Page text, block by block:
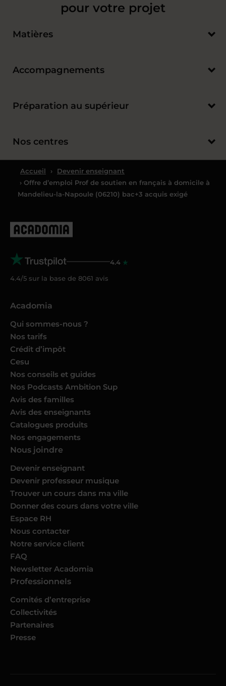
pour votre projet
Matières
Accompagnements
Préparation au supérieur
Nos centres
Accueil ›
Devenir enseignant
› Offre d’emploi Prof de soutien en français à domicile à
Mandelieu-la-Napoule (06210) bac+3 acquis exigé
4.4
4.4/5 sur la base de 8061 avis
Acadomia
Qui sommes-nous ?
Nos tarifs
Crédit d’impôt
Cesu
Nos conseils et guides
Nos Podcasts Ambition Sup
Avis des familles
Avis des enseignants
Catalogues produits
Nos engagements
Nous joindre
Devenir enseignant
Devenir professeur musique
Trouver un cours dans ma ville
Donner des cours dans votre ville
Espace RH
Nous contacter
Notre service client
FAQ
Newsletter Acadomia
Professionnels
Comités d’entreprise
Collectivités
Partenaires
Presse